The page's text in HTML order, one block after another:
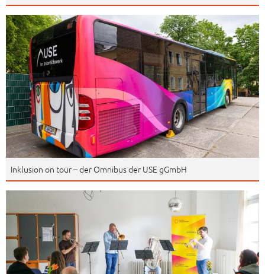
Inklusion on tour – der Omnibus der USE gGmbH